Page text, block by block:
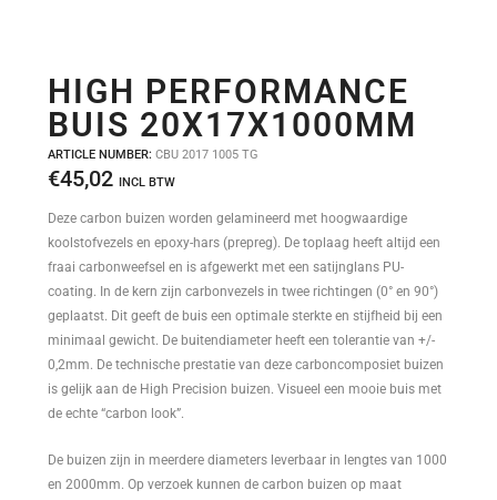
HIGH PERFORMANCE
BUIS 20X17X1000MM
ARTICLE NUMBER: CBU 2017 1005 TG
€45,02 INCL BTW
Deze carbon buizen worden gelamineerd met hoogwaardige
koolstofvezels en epoxy-hars (prepreg). De toplaag heeft altijd een
fraai carbonweefsel en is afgewerkt met een satijnglans PU-
coating. In de kern zijn carbonvezels in twee richtingen (0° en 90°)
geplaatst. Dit geeft de buis een optimale sterkte en stijfheid bij een
minimaal gewicht. De buitendiameter heeft een tolerantie van +/-
0,2mm. De technische prestatie van deze carboncomposiet buizen
is gelijk aan de High Precision buizen. Visueel een mooie buis met
de echte “carbon look”.
De buizen zijn in meerdere diameters leverbaar in lengtes van 1000
en 2000mm. Op verzoek kunnen de carbon buizen op maat